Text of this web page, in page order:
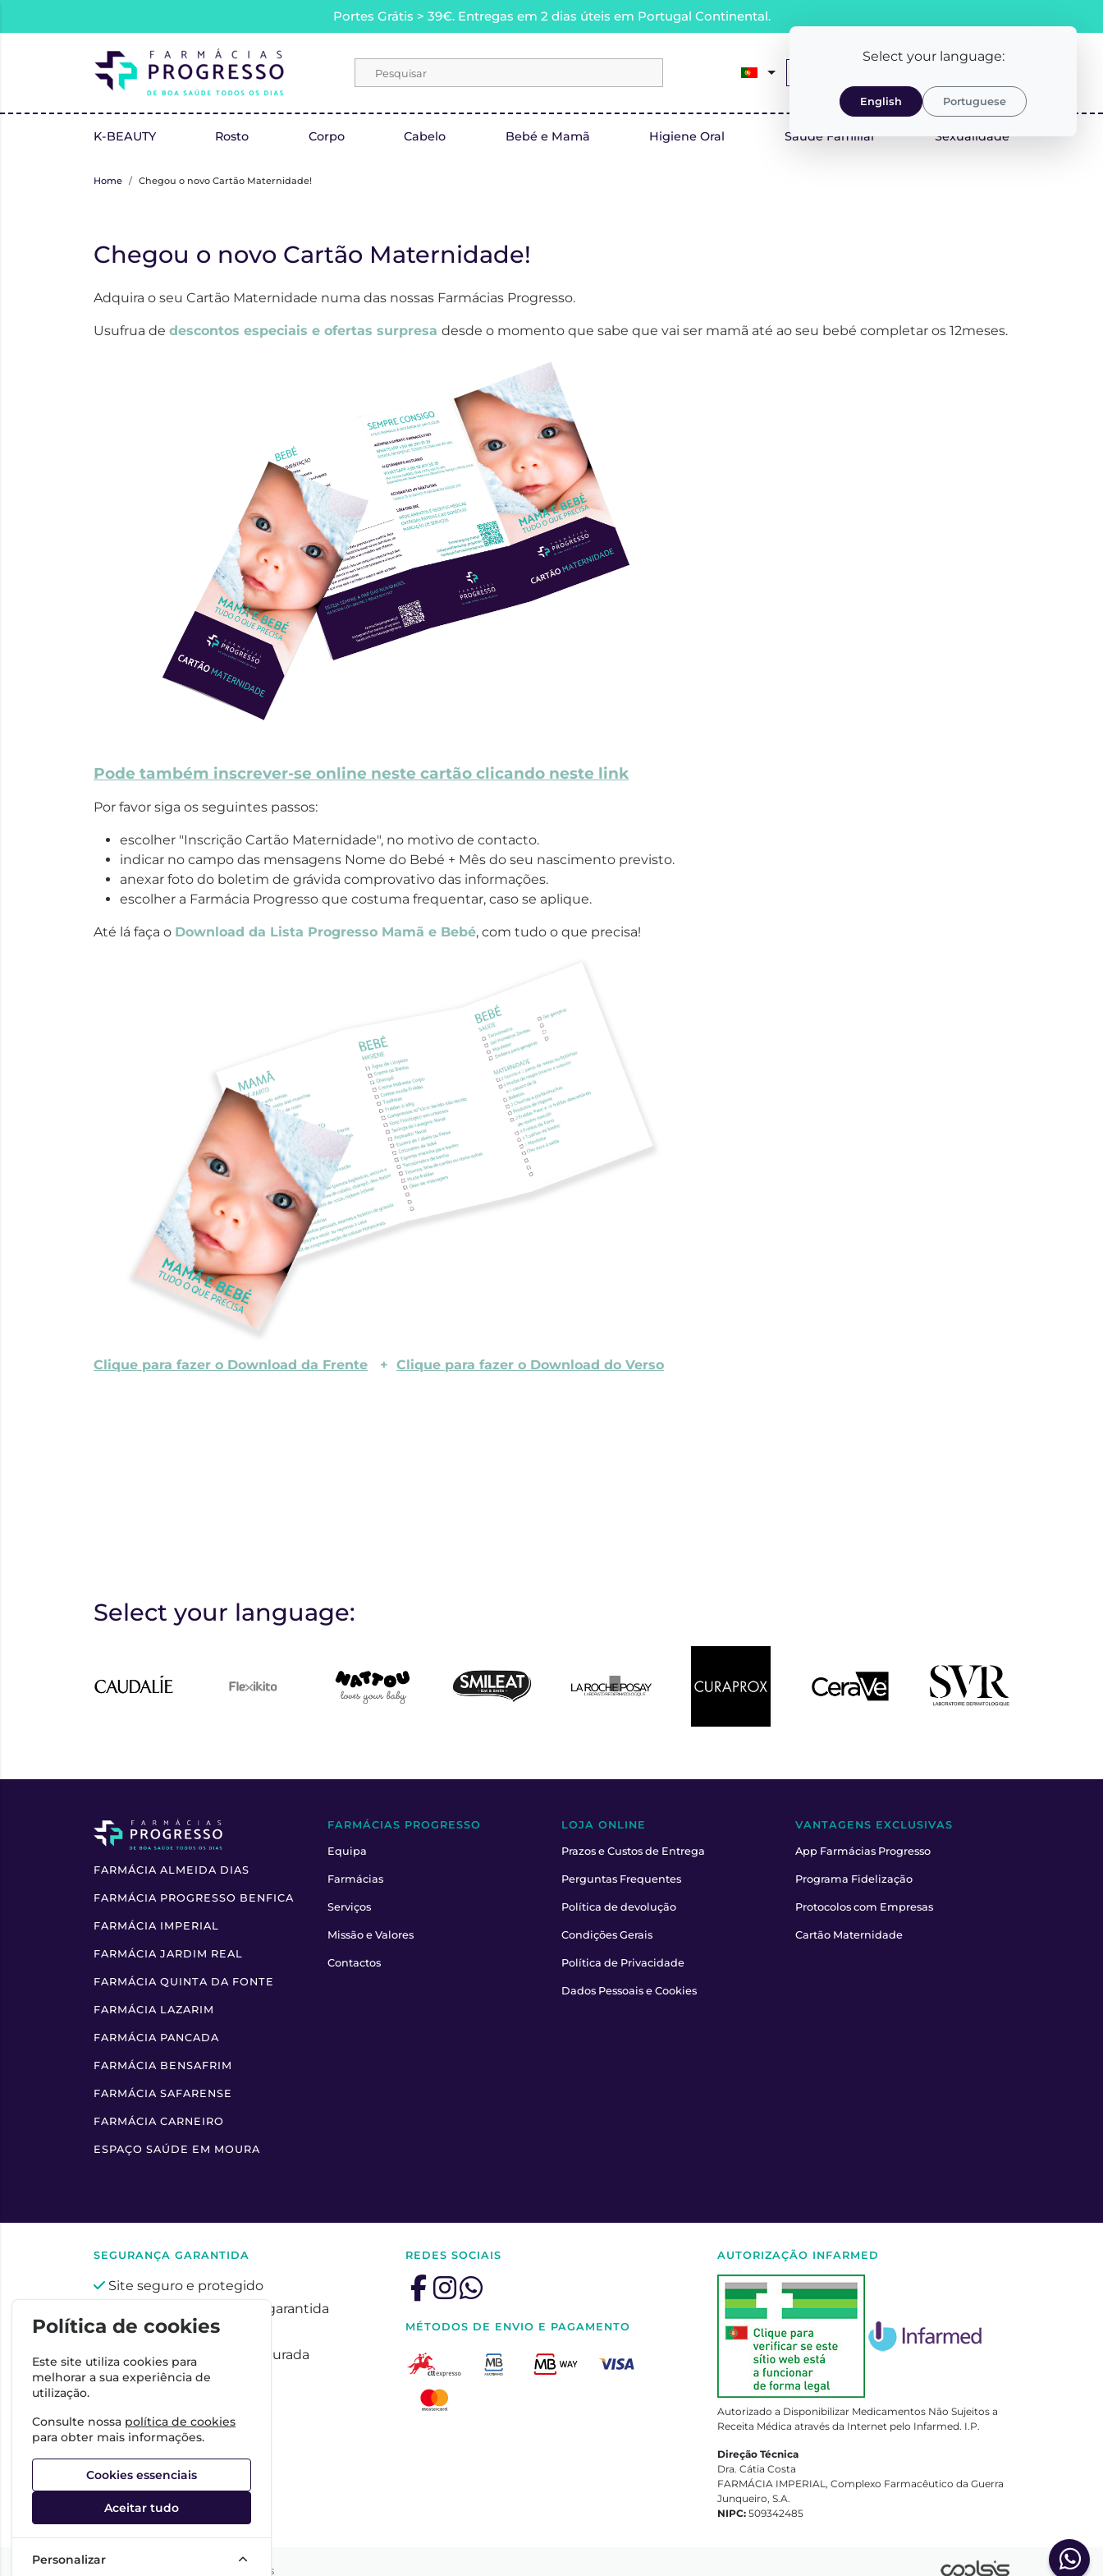
Select your language:
English Portuguese
Portes Grátis > 39€. Entregas em 2 dias úteis em Portugal Continental.
Pesquisar
0
K-BEAUTY Rosto Corpo Cabelo Bebé e Mamã Higiene Oral Saúde Familiar Sexualidade
Home Chegou o novo Cartão Maternidade!
Chegou o novo Cartão Maternidade!
Adquira o seu Cartão Maternidade numa das nossas Farmácias Progresso.
Usufrua de descontos especiais e ofertas surpresa desde o momento que sabe que vai ser mamã até ao seu bebé completar os 12meses.
Pode também inscrever-se online neste cartão clicando neste link
Por favor siga os seguintes passos:
escolher "Inscrição Cartão Maternidade", no motivo de contacto.
indicar no campo das mensagens Nome do Bebé + Mês do seu nascimento previsto.
anexar foto do boletim de grávida comprovativo das informações.
escolher a Farmácia Progresso que costuma frequentar, caso se aplique.
Até lá faça o Download da Lista Progresso Mamã e Bebé, com tudo o que precisa!
Clique para fazer o Download da Frente + Clique para fazer o Download do Verso
Select your language:
FARMÁCIA ALMEIDA DIAS
FARMÁCIA PROGRESSO BENFICA
FARMÁCIA IMPERIAL
FARMÁCIA JARDIM REAL
FARMÁCIA QUINTA DA FONTE
FARMÁCIA LAZARIM
FARMÁCIA PANCADA
FARMÁCIA BENSAFRIM
FARMÁCIA SAFARENSE
FARMÁCIA CARNEIRO
ESPAÇO SAÚDE EM MOURA
FARMÁCIAS PROGRESSO
Equipa
Farmácias
Serviços
Missão e Valores
Contactos
LOJA ONLINE
Prazos e Custos de Entrega
Perguntas Frequentes
Política de devolução
Condições Gerais
Política de Privacidade
Dados Pessoais e Cookies
VANTAGENS EXCLUSIVAS
App Farmácias Progresso
Programa Fidelização
Protocolos com Empresas
Cartão Maternidade
SEGURANÇA GARANTIDA
Site seguro e protegido
Privacidade totalmente garantida
Pagamentos seguros
Proteção de dados assegurada
REDES SOCIAIS
MÉTODOS DE ENVIO E PAGAMENTO
AUTORIZAÇÃO INFARMED
Autorizado a Disponibilizar Medicamentos Não Sujeitos a
Receita Médica através da Internet pelo Infarmed. I.P.
Direção Técnica
Dra. Cátia Costa
FARMÁCIA IMPERIAL, Complexo Farmacêutico da Guerra
Junqueiro, S.A.
NIPC: 509342485
©2026 Todos os direitos reservados
Política de cookies
Este site utiliza cookies para
melhorar a sua experiência de
utilização.
Consulte nossa política de cookies
para obter mais informações.
Cookies essenciais
Aceitar tudo
Personalizar